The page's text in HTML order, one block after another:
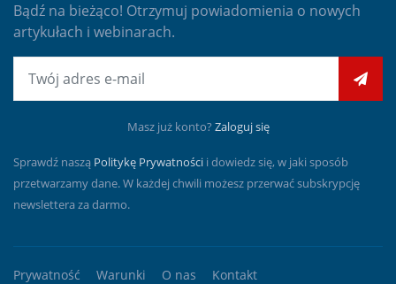
Bądź na bieżąco! Otrzymuj powiadomienia o nowych
artykułach i webinarach.
Masz już konto? Zaloguj się
Sprawdź naszą Politykę Prywatności i dowiedz się, w jaki sposób
przetwarzamy dane. W każdej chwili możesz przerwać subskrypcję
newslettera za darmo.
Prywatność Warunki O nas Kontakt